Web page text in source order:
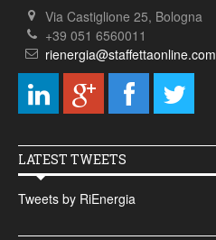
Via Castiglione 25, Bologna
+39 051 6560011
rienergia@staffettaonline.com
LATEST TWEETS
Tweets by RiEnergia